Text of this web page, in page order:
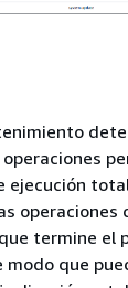
ejecución
termine el
que